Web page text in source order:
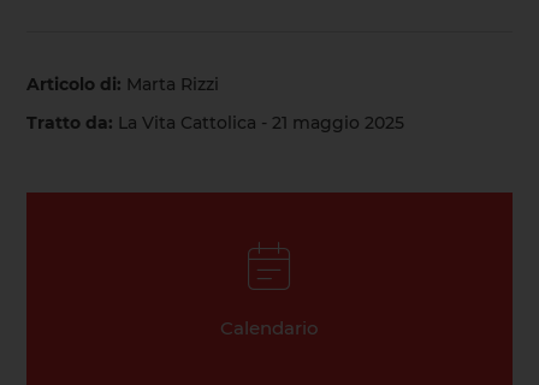
Articolo di: Marta Rizzi
Tratto da: La Vita Cattolica - 21 maggio 2025
Calendario